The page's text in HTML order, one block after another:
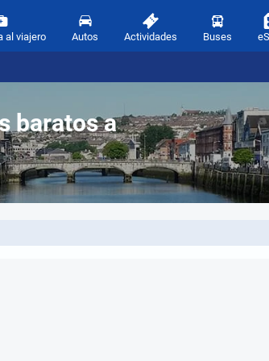
al viajero Autos Actividades Buses
baratos a